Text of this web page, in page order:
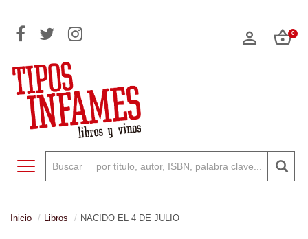
0
Toggle navigation
Inicio Libros NACIDO EL 4 DE JULIO